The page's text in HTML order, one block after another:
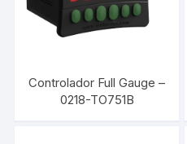
Controlador Full Gauge –
0218-TO751B